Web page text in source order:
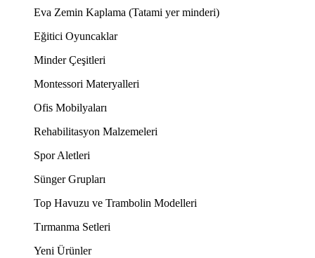
Eva Zemin Kaplama (Tatami yer minderi)
Eğitici Oyuncaklar
Minder Çeşitleri
Montessori Materyalleri
Ofis Mobilyaları
Rehabilitasyon Malzemeleri
Spor Aletleri
Sünger Grupları
Top Havuzu ve Trambolin Modelleri
Tırmanma Setleri
Yeni Ürünler